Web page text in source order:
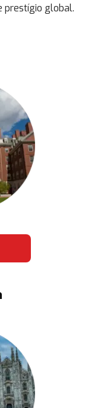
prestígio global.